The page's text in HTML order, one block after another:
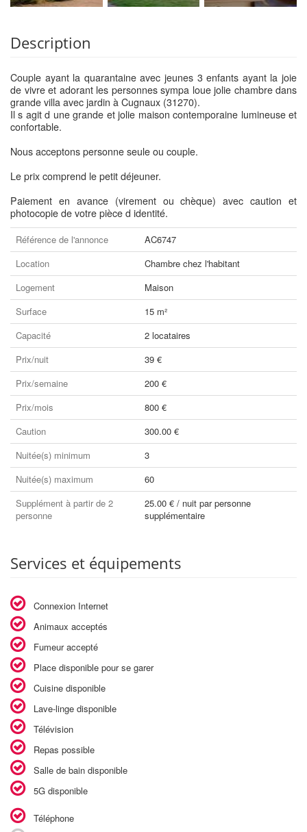
Description
Couple ayant la quarantaine avec jeunes 3 enfants ayant la joie
de vivre et adorant les personnes sympa loue jolie chambre dans
grande villa avec jardin à Cugnaux (31270).
Il s agit d une grande et jolie maison contemporaine lumineuse et
confortable.
Nous acceptons personne seule ou couple.
Le prix comprend le petit déjeuner.
Paiement en avance (virement ou chèque) avec caution et
photocopie de votre pièce d identité.
Référence de l'annonce
AC6747
Location
Chambre chez l'habitant
Logement
Maison
Surface
15 m²
Capacité
2 locataires
Prix/nuit
39 €
Prix/semaine
200 €
Prix/mois
800 €
Caution
300.00 €
Nuitée(s) minimum
3
Nuitée(s) maximum
60
Supplément à partir de 2
personne
25.00 € / nuit par personne
supplémentaire
Services et équipements
Connexion Internet
Animaux acceptés
Fumeur accepté
Place disponible pour se garer
Cuisine disponible
Lave-linge disponible
Télévision
Repas possible
Salle de bain disponible
5G disponible
Téléphone